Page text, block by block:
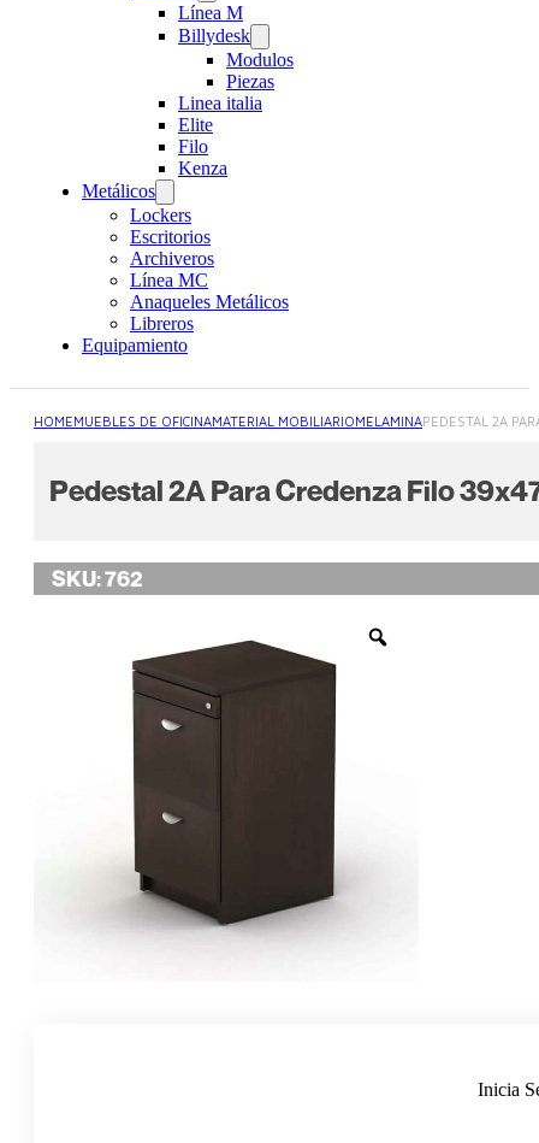
Línea M
Billydesk
Modulos
Piezas
Linea italia
Elite
Filo
Kenza
Metálicos
Lockers
Escritorios
Archiveros
Línea MC
Anaqueles Metálicos
Libreros
Equipamiento
HOMEMUEBLES DE OFICINAMATERIAL MOBILIARIOMELAMINAPEDESTAL 2A
Pedestal 2A Para Credenza Filo
SKU:762
Inicia